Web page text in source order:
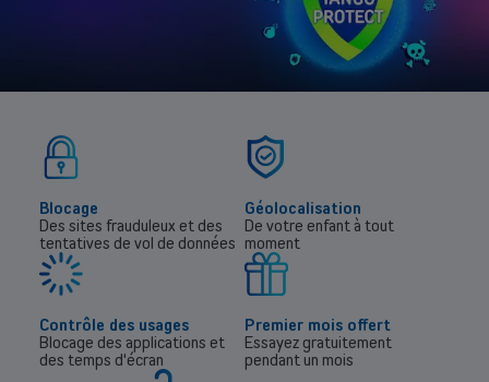
Blocage
Des sites frauduleux et des
tentatives de vol de données
Géolocalisation
De votre enfant à tout
moment
Contrôle des usages
Blocage des applications et
des temps d'écran
Premier mois offert
Essayez gratuitement
pendant un mois